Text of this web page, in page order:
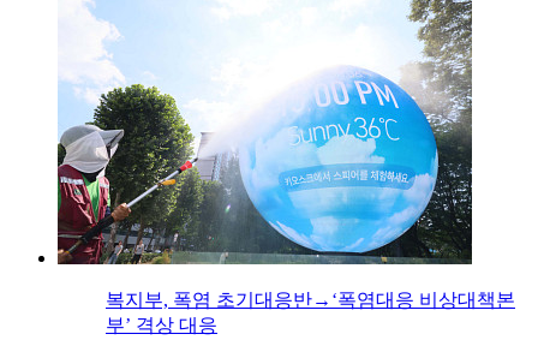
복지부, 폭염 초기대응반→‘폭염대응 비상대책본
부’ 격상 대응